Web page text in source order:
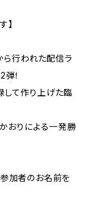
】
行われた配信ラ
！
して作り上げた臨
おりによる一発勝
加者のお名前を